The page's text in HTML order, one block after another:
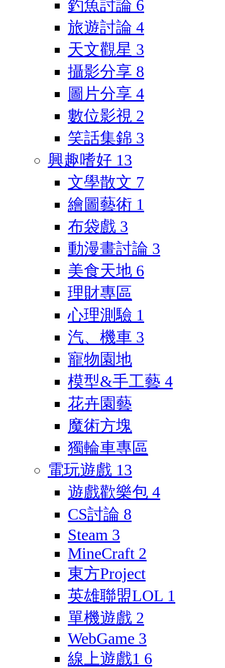
釣魚討論 6
旅遊討論 4
天文觀星 3
攝影分享 8
圖片分享 4
數位影視 2
笑話集錦 3
興趣嗜好 13
文學散文 7
繪圖藝術 1
布袋戲 3
動漫畫討論 3
美食天地 6
理財專區
心理測驗 1
汽、機車 3
寵物園地
模型&手工藝 4
花卉園藝
魔術方塊
獨輪車專區
電玩遊戲 13
遊戲歡樂包 4
CS討論 8
Steam 3
MineCraft 2
東方Project
英雄聯盟LOL 1
單機遊戲 2
WebGame 3
線上遊戲1 6